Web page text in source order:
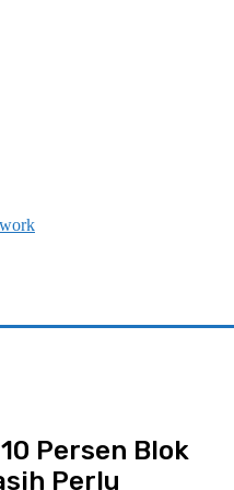
Persen Blok
Perlu